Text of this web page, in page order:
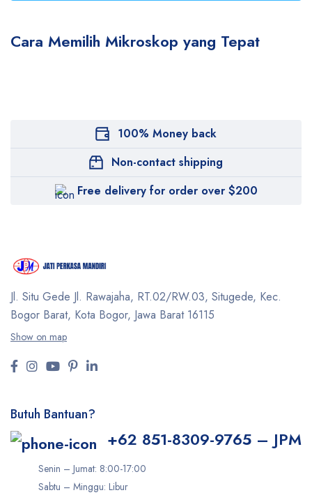
Cara Memilih Mikroskop yang Tepat
100% Money back
Non-contact shipping
Free delivery for order over $200
Jl. Situ Gede Jl. Rawajaha, RT.02/RW.03, Situgede, Kec.
Bogor Barat, Kota Bogor, Jawa Barat 16115
Show on map
Butuh Bantuan?
+62 851-8309-9765 – JPM
Senin – Jumat: 8:00-17:00
Sabtu – Minggu: Libur